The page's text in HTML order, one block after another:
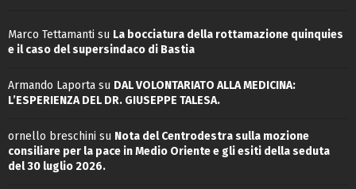
Marco Tettamanti su La bocciatura della rottamazione quinquies
e il caso del supersindaco di Bastia
Armando Laporta su DAL VOLONTARIATO ALLA MEDICINA:
L’ESPERIENZA DEL DR. GIUSEPPE TALESA.
ornello breschini su Nota del Centrodestra sulla mozione
consiliare per la pace in Medio Oriente e gli esiti della seduta
del 30 luglio 2026.